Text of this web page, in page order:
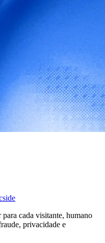
cada visitante, humano
privacidade e